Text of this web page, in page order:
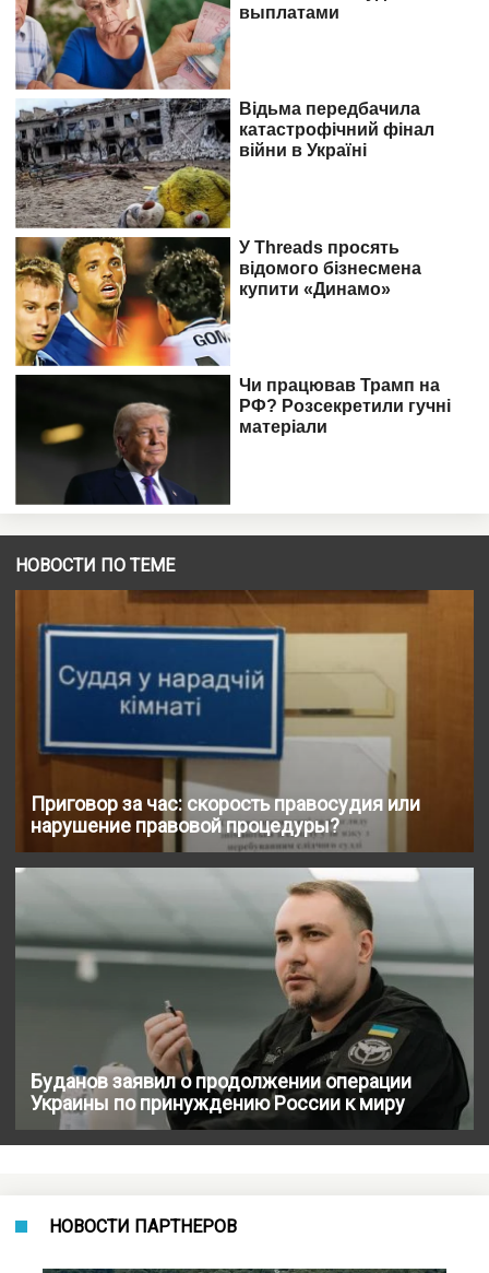
НОВОСТИ ПО ТЕМЕ
Приговор за час: скорость правосудия или
нарушение правовой процедуры?
Буданов заявил о продолжении операции
Украины по принуждению России к миру
НОВОСТИ ПАРТНЕРОВ